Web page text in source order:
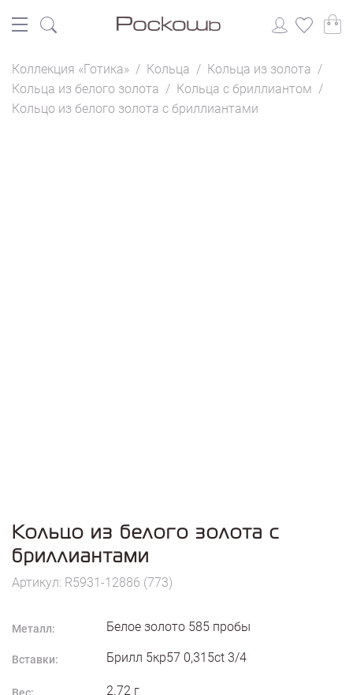
Коллекция «Готика» / Кольца / Кольца из золота /
Кольца из белого золота / Кольца с бриллиантом /
Кольцо из белого золота с бриллиантами
Кольцо из белого золота с
бриллиантами
Артикул: R5931-12886 (773)
Металл: Белое золото 585 пробы
Вставки: Брилл 5кр57 0,315ct 3/4
2.72 г